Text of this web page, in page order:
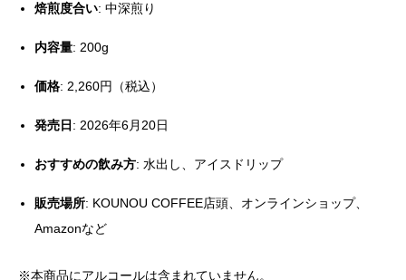
焙煎度合い: 中深煎り
内容量: 200g
価格: 2,260円（税込）
発売日 : 2026年6月20日
おすすめの飲み方: 水出し、アイスドリップ
販売場所: KOUNOU COFFEE店頭、オンラインショップ、
Amazonなど
※本商品にアルコールは含まれていません。